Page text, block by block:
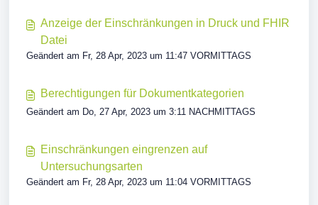
Anzeige der Einschränkungen in Druck und FHIR
Datei
Geändert am Fr, 28 Apr, 2023 um 11:47 VORMITTAGS
Berechtigungen für Dokumentkategorien
Geändert am Do, 27 Apr, 2023 um 3:11 NACHMITTAGS
Einschränkungen eingrenzen auf
Untersuchungsarten
Geändert am Fr, 28 Apr, 2023 um 11:04 VORMITTAGS